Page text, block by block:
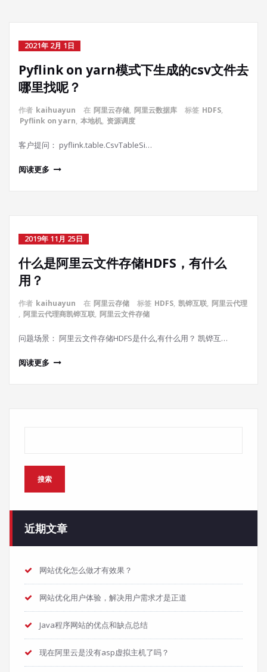
2021年 2月 1日
Pyflink on yarn模式下生成的csv文件去
哪里找呢？
作者 kaihuayun 在 阿里云存储, 阿里云数据库 标签 HDFS,
Pyflink on yarn, 本地机, 资源调度
客户提问： pyflink.table.CsvTableSi…
阅读更多
2019年 11月 25日
什么是阿里云文件存储HDFS，有什么
用？
作者 kaihuayun 在 阿里云存储 标签 HDFS, 凯铧互联, 阿里云代理
, 阿里云代理商凯铧互联, 阿里云文件存储
问题场景： 阿里云文件存储HDFS是什么,有什么用？ 凯铧互…
阅读更多
搜索
近期文章
网站优化怎么做才有效果？
网站优化用户体验，解决用户需求才是正道
Java程序网站的优点和缺点总结
现在阿里云是没有asp虚拟主机了吗？